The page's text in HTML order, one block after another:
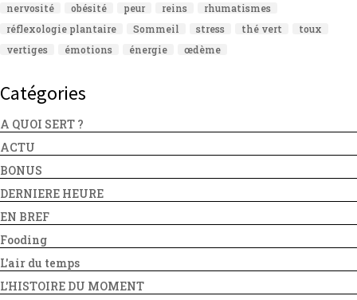
nervosité
obésité peur reins
rhumatismes
réflexologie plantaire
Sommeil stress thé vert
toux
vertiges
émotions énergie œdème
Catégories
A QUOI SERT ?
ACTU
BONUS
DERNIERE HEURE
EN BREF
Fooding
L'air du temps
L'HISTOIRE DU MOMENT